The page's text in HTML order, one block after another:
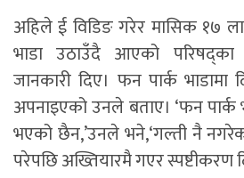
अहिले ई विडिङ गरेर मासिक १७
भाडा उठाउँदै आएको
जानकारी दिए। फन पार्क भाडामा
अपनाइएको उनले बताए। ‘फन पार्क
भएको छैन,’उनले भने,‘गल्ती नै
परेपछि अख्तियारमै गएर स्पष्टीकरण